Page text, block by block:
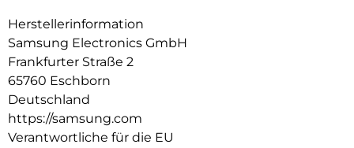
Herstellerinformation
Samsung Electronics GmbH
Frankfurter Straße 2
65760 Eschborn
Deutschland
https://samsung.com
Verantwortliche für die EU